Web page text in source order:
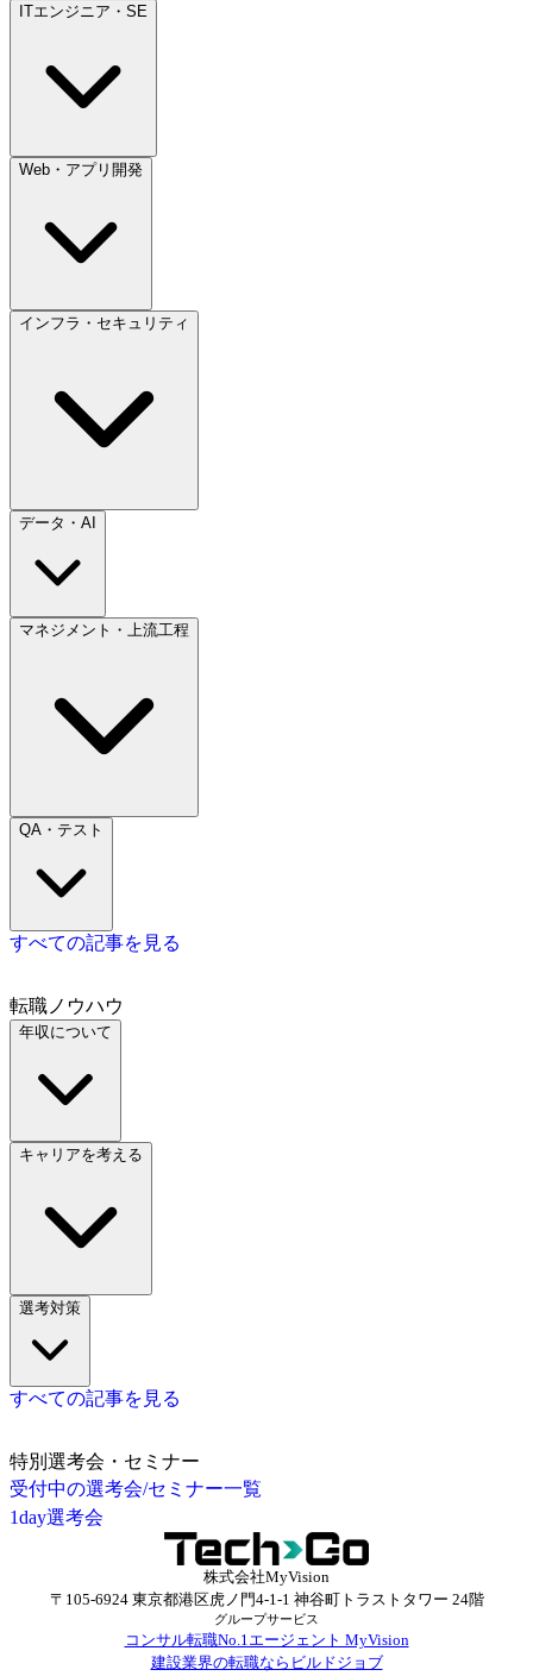
ITエンジニア・SE
Web・アプリ開発
インフラ・セキュリティ
データ・AI
マネジメント・上流工程
QA・テスト
すべての記事を見る
転職ノウハウ
年収について
キャリアを考える
選考対策
すべての記事を見る
特別選考会・セミナー
受付中の選考会/セミナー一覧
1day選考会
株式会社MyVision
〒105-6924 東京都港区虎ノ門4-1-1 神谷町トラストタワー 24階
グループサービス
コンサル転職No.1エージェント MyVision
建設業界の転職ならビルドジョブ